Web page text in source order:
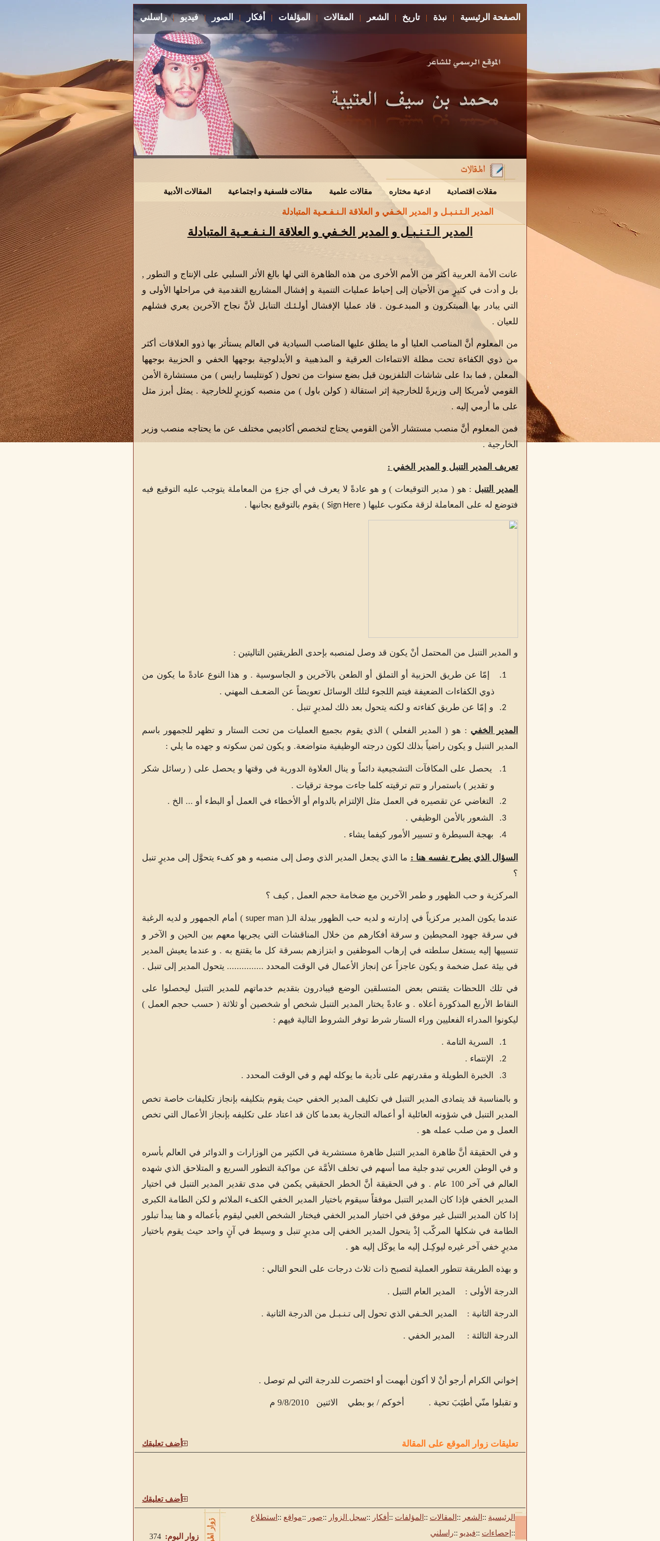
الصفحة الرئيسية | نبذة | تاريخ | الشعر | المقالات | المؤلفات | أفكار | الصور | فيديو | راسلني
مقلات اقتصادية ادعية مختاره مقالات علمية مقالات فلسفية و اجتماعية المقالات الأدبية
المدير الـتـنـبـل و المدير الخـفي و العلاقة الـنـفـعـية المتبادلة
المدير الـتـنـبـل و المدير الخـفي و العلاقة الـنـفـعـية المتبادلة
عانت الأمة العربية أكثر من الأمم الأخرى من هذه الظاهرة التي لها بالغ الأثر السلبي على الإنتاج و التطور ,
بل و أدت في كثيرٍ من الأحيان إلى إحباط عمليات التنمية و إفشال المشاريع التقدمية في مراحلها الأولى و
التي يبادر بها المبتكرون و المبدعـون . قاد عمليا الإفشال أولـئـك التنابل لأنَّ نجاح الآخرين يعري فشلهم
للعيان .
من المعلوم أنَّ المناصب العليا أو ما يطلق عليها المناصب السيادية في العالم يستأثر بها ذوو العلاقات أكثر
من ذوي الكفاءة تحت مظلة الانتماءات العرقية و المذهبية و الأيدلوجية بوجهها الخفي و الحزبية بوجهها
المعلن , فما بدا على شاشات التلفزيون قبل بضع سنوات من تحول ( كونتليسا رايس ) من مستشارة الأمن
القومي لأمريكا إلى وزيرةً للخارجية إثر استقالة ( كولن باول ) من منصبه كوزيرٍ للخارجية . يمثل أبرز مثل
على ما أرمي إليه .
فمن المعلوم أنَّ منصب مستشار الأمن القومي يحتاج لتخصص أكاديمي مختلف عن ما يحتاجه منصب وزير
الخارجية .
تعريف المدير التنبل و المدير الخفي :
المدير التنبل : هو ( مدير التوقيعات ) و هو عادةً لا يعرف في أي جزءٍ من المعاملة يتوجب عليه التوقيع فيه
فتوضع له على المعاملة لزقة مكتوب عليها ( Sign Here ) يقوم بالتوقيع بجانبها .
و المدير التنبل من المحتمل أنْ يكون قد وصل لمنصبه بإحدى الطريقتين التاليتين :
1.
إمّا عن طريق الحزبية أو التملق أو الطعن بالآخرين و الجاسوسية . و هذا النوع عادةً ما يكون من
ذوي الكفاءات الضعيفة فيتم اللجوء لتلك الوسائل تعويضاً عن الضعـف المهني .
2. و إمّا عن طريق كفاءته و لكنه يتحول بعد ذلك لمديرٍ تنبل .
المدير الخفي : هو ( المدير الفعلي ) الذي يقوم بجميع العمليات من تحت الستار و تظهر للجمهور باسم
المدير التنبل و يكون راضياً بذلك لكون درجته الوظيفية متواضعة. و يكون ثمن سكوته و جهده ما يلي :
1.
يحصل على المكافآت التشجيعية دائماً و ينال العلاوة الدورية في وقتها و يحصل على ( رسائل شكر
و تقدير ) باستمرار و تتم ترقيته كلما جاءت موجة ترقيات .
2. التغاضي عن تقصيره في العمل مثل الإلتزام بالدوام أو الأخطاء في العمل أو البطء أو ... الخ .
3. الشعور بالأمن الوظيفي .
4. بهجة السيطرة و تسيير الأمور كيفما يشاء .
السؤال الذي يطرح نفسه هنا : ما الذي يجعل المدير الذي وصل إلى منصبه و هو كفء يتحوَّل إلى مديرٍ تنبل
؟
المركزية و حب الظهور و طمر الآخرين مع ضخامة حجم العمل , كيف ؟
عندما يكون المدير مركزياً في إدارته و لديه حب الظهور ببدلة الـ( super man) أمام الجمهور و لديه الرغبة
في سرقة جهود المحيطين و سرقة أفكارهم من خلال المناقشات التي يجريها معهم بين الحين و الآخر و
تنسيبها إليه يستغل سلطته في إرهاب الموظفين و ابتزازهم بسرقة كل ما يقتنع به . و عندما يعيش المدير
في بيئة عمل ضخمة و يكون عاجزاً عن إنجاز الأعمال في الوقت المحدد ............... يتحول المدير إلى تنبل .
في تلك اللحظات يقتنص بعض المتسلقين الوضع فيبادرون بتقديم خدماتهم للمدير التنبل ليحصلوا على
النقاط الأربع المذكورة أعلاه . و عادةً يختار المدير التنبل شخص أو شخصين أو ثلاثة ( حسب حجم العمل )
ليكونوا المدراء الفعليين وراء الستار شرط توفر الشروط التالية فيهم :
1. السرية التامة .
2. الإنتماء .
3. الخبرة الطويلة و مقدرتهم على تأدية ما يوكله لهم و في الوقت المحدد .
و بالمناسبة قد يتمادى المدير التنبل في تكليف المدير الخفي حيث يقوم بتكليفه بإنجاز تكليفات خاصة تخص
المدير التنبل في شؤونه العائلية أو أعماله التجارية بعدما كان قد اعتاد على تكليفه بإنجاز الأعمال التي تخص
العمل و من صلب عمله هو .
و في الحقيقة أنَّ ظاهرة المدير التنبل ظاهرة مستشرية في الكثير من الوزارات و الدوائر في العالم بأسره
و في الوطن العربي تبدو جلية مما أسهم في تخلف الأمَّة عن مواكبة التطور السريع و المتلاحق الذي شهده
العالم في آخر 100 عام . و في الحقيقة أنَّ الخطر الحقيقي يكمن في مدى تقدير المدير التنبل في اختيار
المدير الخفي فإذا كان المدير التنبل موفقاً سيقوم باختيار المدير الخفي الكفء الملائم و لكن الطامة الكبرى
إذا كان المدير التنبل غير موفق في اختيار المدير الخفي فيختار الشخص الغبي ليقوم بأعماله و هنا يبدأ تبلور
الطامة في شكلها المركّب إذْ يتحول المدير الخفي إلى مديرٍ تنبل و وسيط في آنٍ واحد حيث يقوم باختيار
مديرٍ خفي آخر غيره ليوكِـل إليه ما يوكَل إليه هو .
و بهذه الطريقة تتطور العملية لتصبح ذات ثلاث درجات على النحو التالي :
الدرجة الأولى : المدير العام التنبل .
الدرجة الثانية : المدير الخـفي الذي تحول إلى تـنـبـل من الدرجة الثانية .
الدرجة الثالثة : المدير الخفي .
إخواني الكرام أرجو أنْ لا أكون أبهمت أو اختصرت للدرجة التي لم توصل .
و تقبلوا منّي أطيَبَ تحية . أخوكم / بو بطي الاثنين 9/8/2010 م
تعليقات زوار الموقع على المقالة أضف تعليقك
أضف تعليقك
زوار اليوم: 374
الرئيسية :: الشعر :: المقالات :: المؤلفات :: أفكار ::سجل الزوار ::صور ::مواقع :: استطلاع
:: إحصاءات ::فيديو ::راسلني